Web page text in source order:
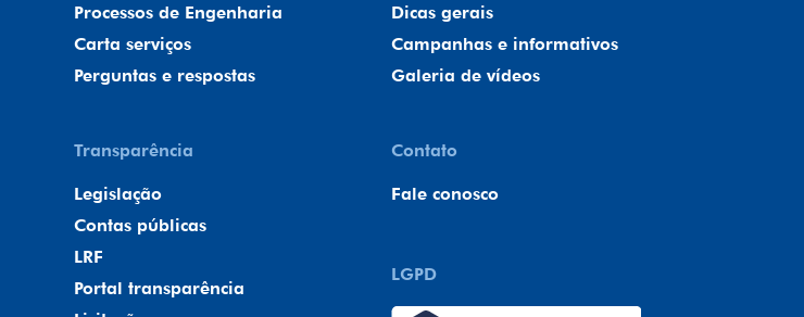
Processos de Engenharia
Carta serviços
Perguntas e respostas
Transparência
Legislação
Contas públicas
LRF
Portal transparência
Dicas gerais
Campanhas e informativos
Galeria de vídeos
Contato
Fale conosco
LGPD